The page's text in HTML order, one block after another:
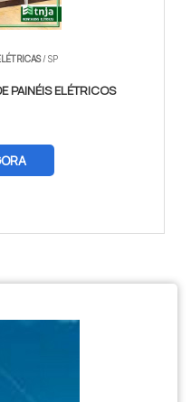
/ SP
PAINÉIS ELÉTRICOS